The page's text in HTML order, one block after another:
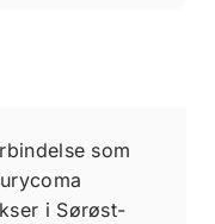
som
i Sørøst-